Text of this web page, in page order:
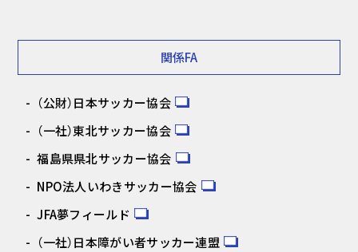
関係FA
（公財）日本サッカー協会
（一社）東北サッカー協会
福島県県北サッカー協会
NPO法人いわきサッカー協会
JFA夢フィールド
（一社）日本障がい者サッカー連盟